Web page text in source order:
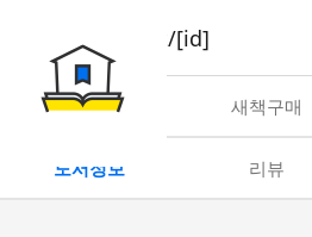
book/rent/[id]
대여 새책구매
도서정보 리뷰